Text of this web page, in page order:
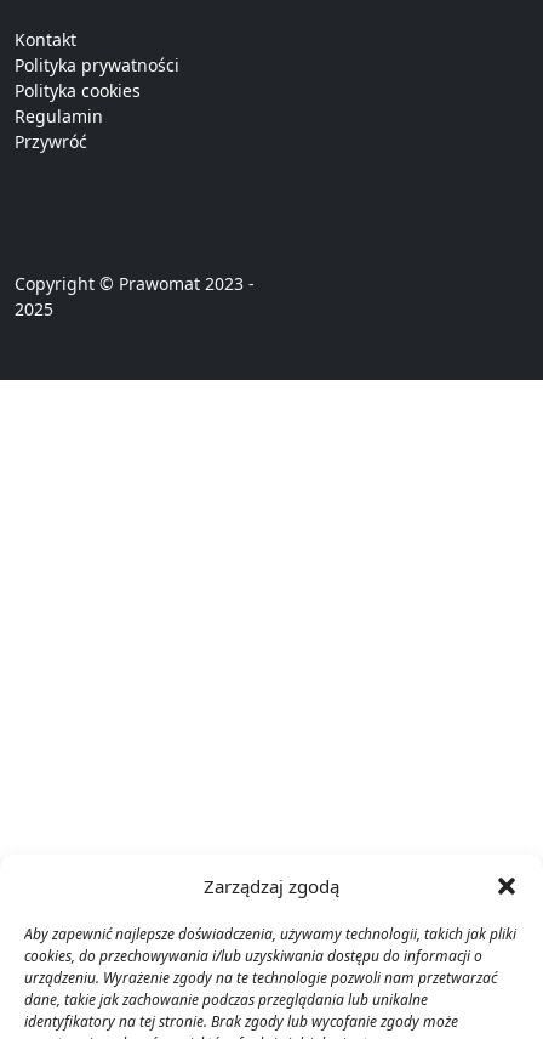
Zarządzaj zgodą
Aby zapewnić najlepsze doświadczenia, używamy technologii, takich jak pliki
cookies, do przechowywania i/lub uzyskiwania dostępu do informacji o
urządzeniu. Wyrażenie zgody na te technologie pozwoli nam przetwarzać
dane, takie jak zachowanie podczas przeglądania lub unikalne
identyfikatory na tej stronie. Brak zgody lub wycofanie zgody może
Kontakt
Polityka prywatności
Polityka cookies
Regulamin
Przywróć
Copyright © Prawomat 2023 -
2025